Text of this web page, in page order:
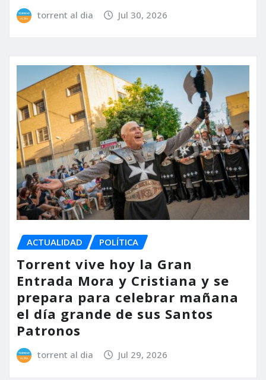
torrent al dia Jul 30, 2026
ACTUALIDAD POLÍTICA
Torrent vive hoy la Gran
Entrada Mora y Cristiana y se
prepara para celebrar mañana
el día grande de sus Santos
Patronos
torrent al dia Jul 29, 2026